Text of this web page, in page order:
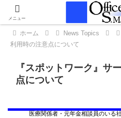
ホーム News Topics
利用時の注意点について
『スポットワーク』サ
点について
医療関係者・ 元年金相談員のいる
メニュー